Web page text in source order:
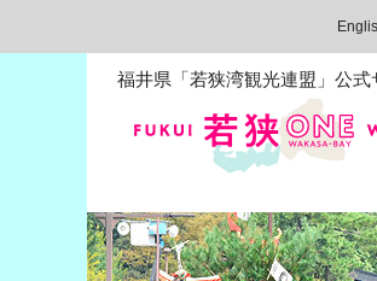
福井県「若狭湾観光連盟」公式